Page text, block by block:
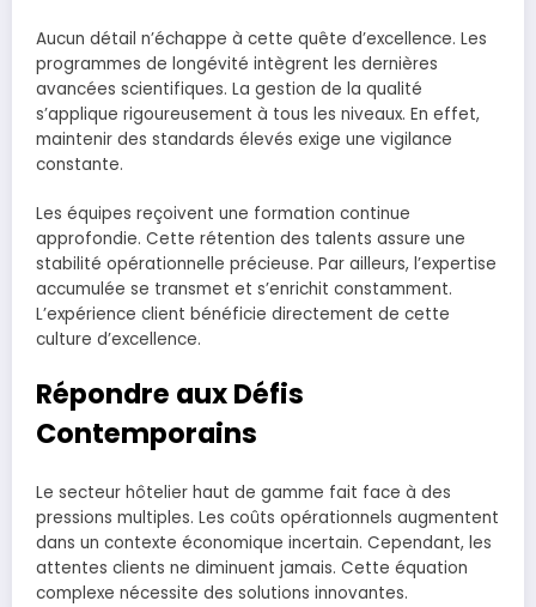
Aucun détail n’échappe à cette quête d’excellence. Les
programmes de longévité intègrent les dernières
avancées scientifiques. La gestion de la qualité
s’applique rigoureusement à tous les niveaux. En effet,
maintenir des standards élevés exige une vigilance
constante.
Les équipes reçoivent une formation continue
approfondie. Cette rétention des talents assure une
stabilité opérationnelle précieuse. Par ailleurs, l’expertise
accumulée se transmet et s’enrichit constamment.
L’expérience client bénéficie directement de cette
culture d’excellence.
Répondre aux Défis
Contemporains
Le secteur hôtelier haut de gamme fait face à des
pressions multiples. Les coûts opérationnels augmentent
dans un contexte économique incertain. Cependant, les
attentes clients ne diminuent jamais. Cette équation
complexe nécessite des solutions innovantes.